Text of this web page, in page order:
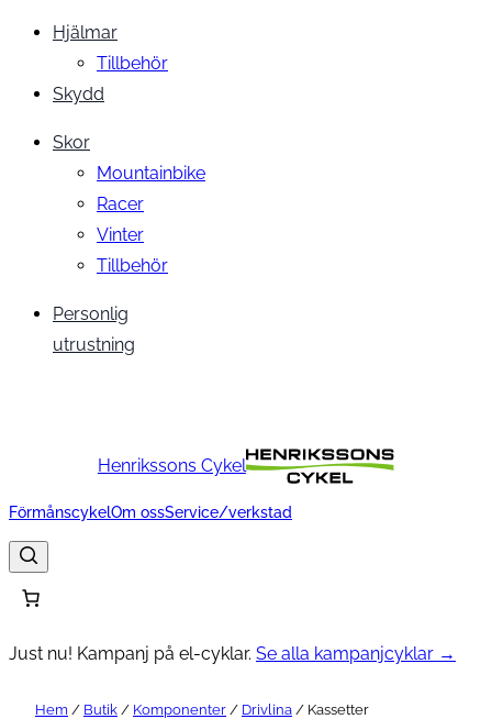
Hjälmar
Tillbehör
Skydd
Skor
Mountainbike
Racer
Vinter
Tillbehör
Personlig
utrustning
Henrikssons Cykel
FörmånscykelOm ossService/verkstad
Just nu! Kampanj på el-cyklar. Se alla kampanjcyklar →
Hem / Butik / Komponenter / Drivlina / Kassetter